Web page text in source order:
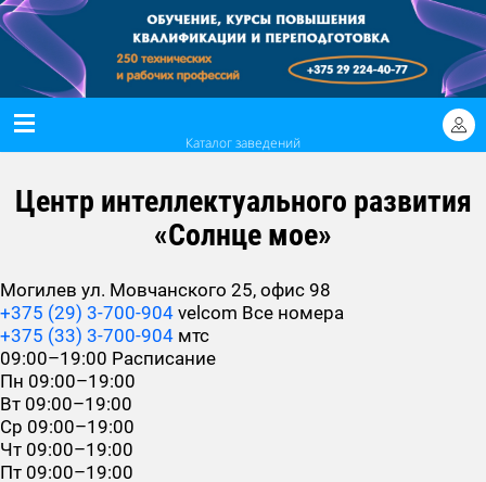
Каталог заведений
Центр интеллектуального развития
«Солнце мое»
Могилев ул. Мовчанского 25, офис 98
+375 (29) 3-700-904 velcom Все номера
+375 (33) 3-700-904 мтс
09:00–19:00 Расписание
Пн 09:00–19:00
Вт 09:00–19:00
Ср 09:00–19:00
Чт 09:00–19:00
Пт 09:00–19:00